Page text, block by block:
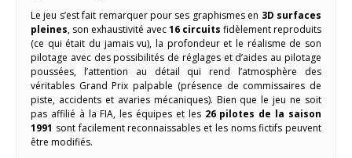
Le jeu s’est fait remarquer pour ses graphismes en 3D surfaces
pleines, son exhaustivité avec16 circuits fidèlement reproduits
(ce qui était du jamais vu), la profondeur et le réalisme de son
pilotage avec des possibilités de réglages et d’aides au pilotage
poussées, l’attention au détail qui rend l’atmosphère des
véritables Grand Prix palpable (présence de commissaires de
piste, accidents et avaries mécaniques). Bien que le jeu ne soit
pas affilié à la FIA, les équipes et les 26 pilotes de la saison
1991 sont facilement reconnaissables et les noms fictifs peuvent
être modifiés.